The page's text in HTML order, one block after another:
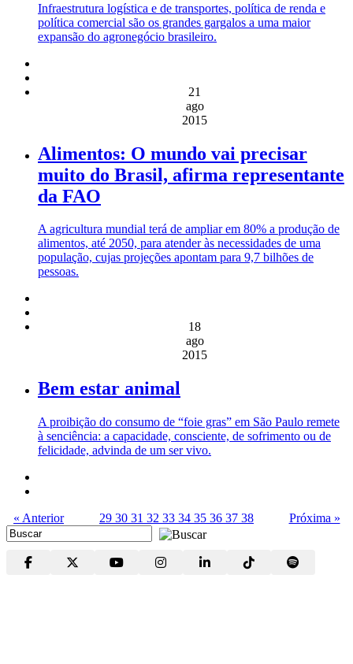
Infraestrutura logística e de transportes, política de renda e
política comercial são os grandes gargalos a uma maior
expansão do agronegócio brasileiro.
21
ago
2015
Alimentos: O mundo vai precisar
muito do Brasil, afirma representante
da FAO
A agricultura mundial terá de ampliar em 80% a produção de
alimentos, até 2050, para atender às necessidades de uma
população, cujas projeções apontam para 9,7 bilhões de
pessoas.
18
ago
2015
Bem estar animal
A proibição do consumo de “foie gras” em São Paulo remete
à senciência: a capacidade, consciente, de sofrimento ou de
felicidade, advinda de um ser vivo.
« Anterior 29 30 31 32 33 34 35 36 37 38 Próxima »